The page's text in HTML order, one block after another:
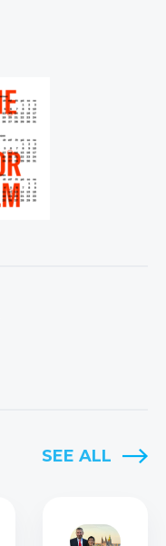
SEE ALL